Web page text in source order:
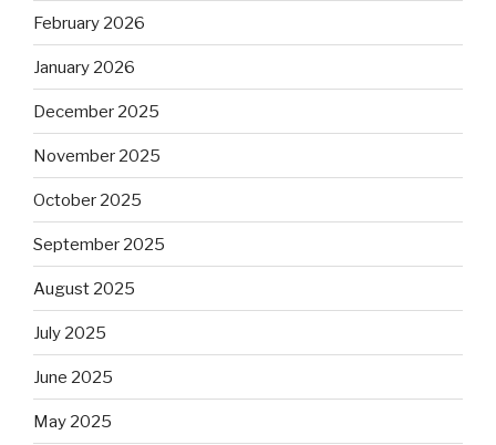
February 2026
January 2026
December 2025
November 2025
October 2025
September 2025
August 2025
July 2025
June 2025
May 2025